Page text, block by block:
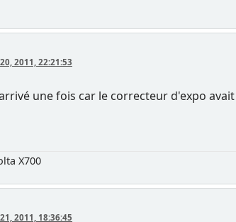
2011, 22:21:53
une fois car le correcteur d'expo
X700
2011, 18:36:45